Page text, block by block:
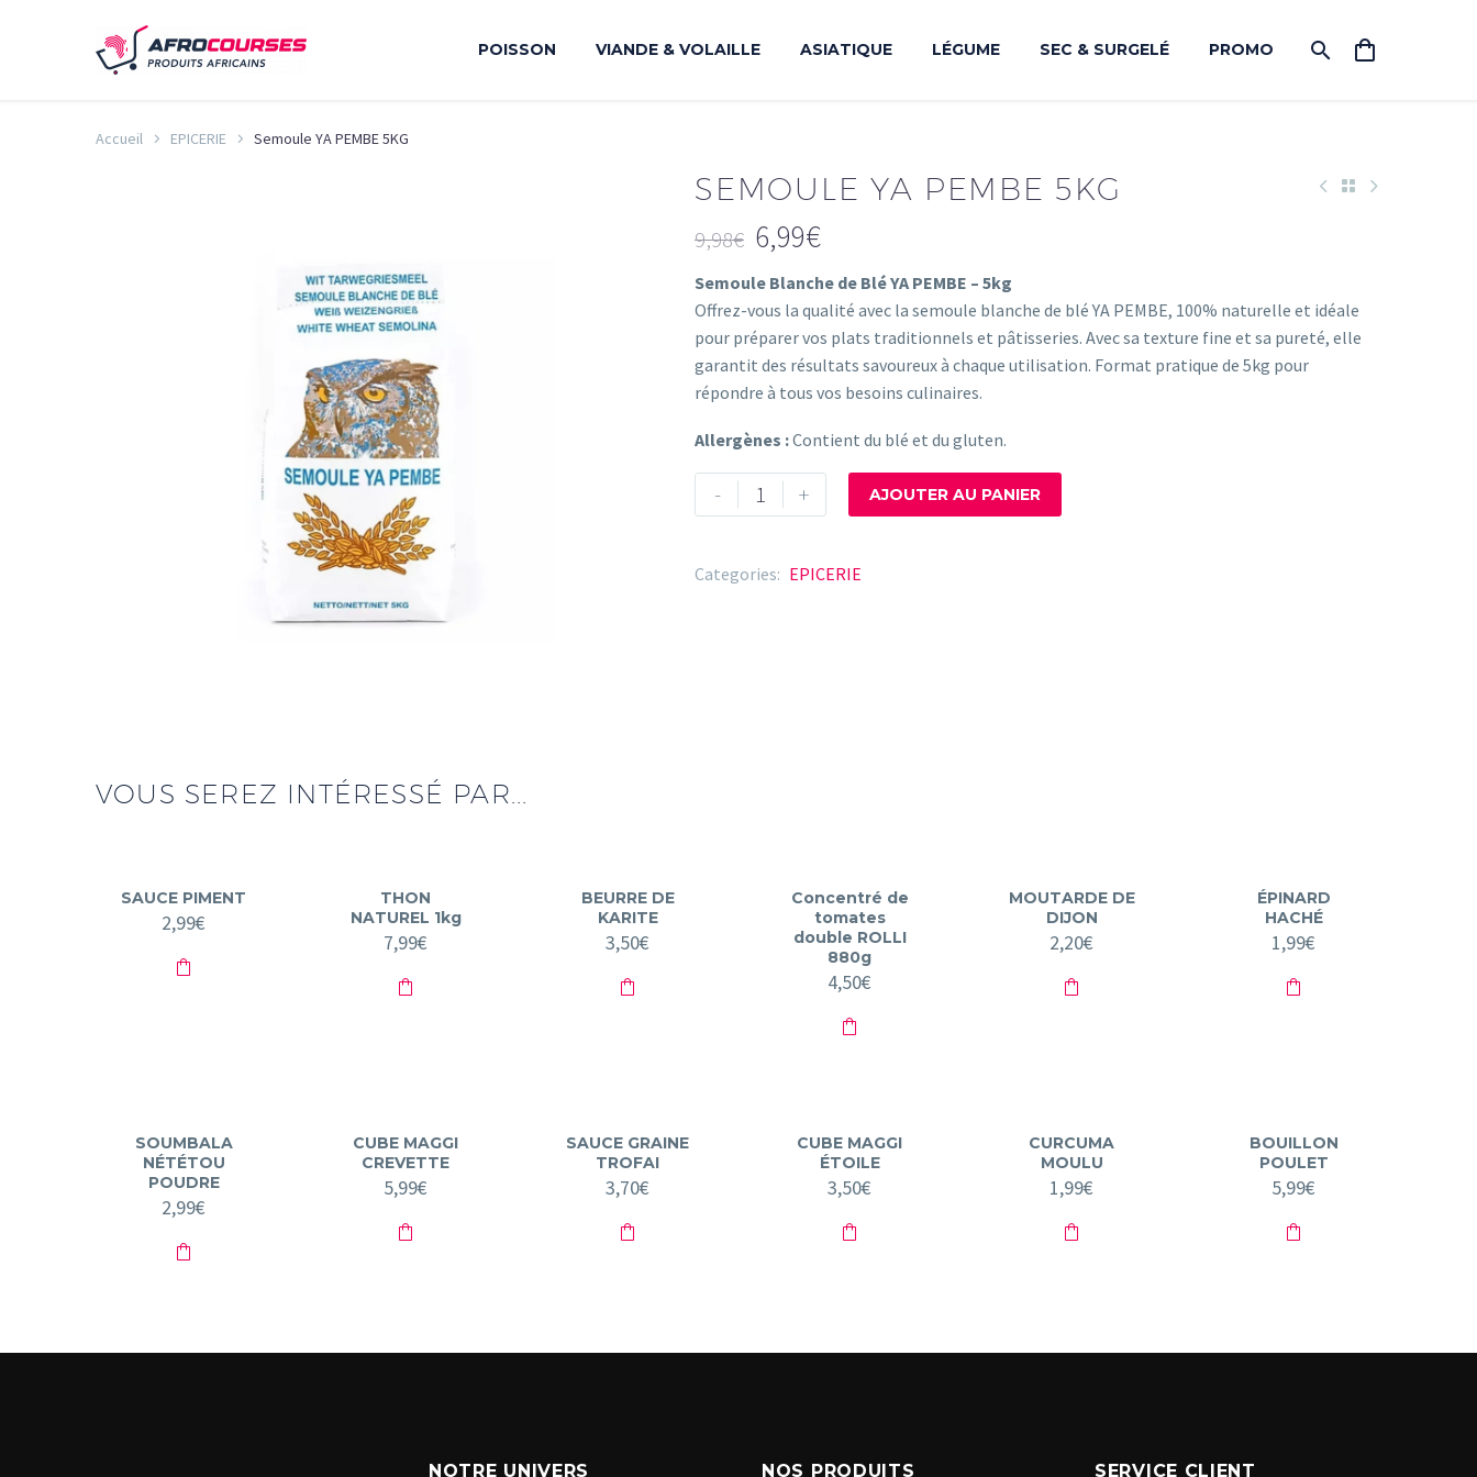
POISSON VIANDE & VOLAILLE ASIATIQUE LÉGUME SEC & SURGELÉ PROMO
Accueil EPICERIE Semoule YA PEMBE 5KG
SEMOULE YA PEMBE 5KG
9,98€
prix
initial
était :
9,98€.
6,99€
prix
actuel
est :
6,99€.
Semoule Blanche de Blé YA PEMBE – 5kg
Offrez-vous la qualité avec la semoule blanche de blé YA PEMBE, 100% naturelle et idéale
pour préparer vos plats traditionnels et pâtisseries. Avec sa texture fine et sa pureté, elle
garantit des résultats savoureux à chaque utilisation. Format pratique de 5kg pour
répondre à tous vos besoins culinaires.
Allergènes :Contient du blé et du gluten.
-
quantité
de
YA
+ AJOUTER AU PANIER
Categories: EPICERIE
VOUS SEREZ INTÉRESSÉ PAR...
SAUCE PIMENT
2,99€
THON
NATUREL 1kg
7,99€
BEURRE DE
KARITE
3,50€
Concentré de
tomates
double ROLLI
880g
4,50€
MOUTARDE DE
DIJON
2,20€
ÉPINARD
HACHÉ
1,99€
SOUMBALA
NÉTÉTOU
POUDRE
2,99€
CUBE MAGGI
CREVETTE
5,99€
SAUCE GRAINE
TROFAI
3,70€
CUBE MAGGI
ÉTOILE
3,50€
CURCUMA
MOULU
1,99€
BOUILLON
POULET
5,99€
NOTRE UNIVERS NOS PRODUITS SERVICE CLIENT